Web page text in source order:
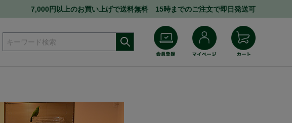
7,000円以上のお買い上げで送料無料 15時までのご注文で即日発送可